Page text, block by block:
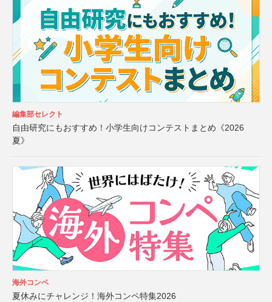
編集部セレクト
自由研究にもおすすめ！小学生向けコンテストまとめ《2026
夏》
海外コンペ
夏休みにチャレンジ！海外コンペ特集2026